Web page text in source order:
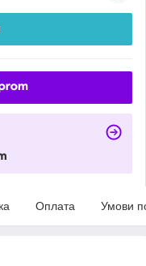
Оплата Умови